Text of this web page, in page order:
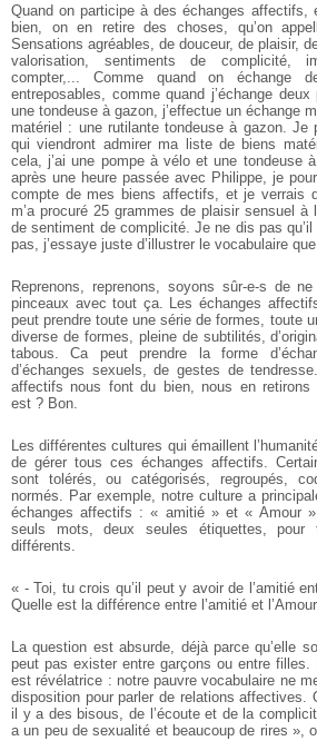
Quand on participe à des échanges affectifs,
bien, on en retire des choses, qu’on
Sensations agréables, de douceur, de plaisir,
valorisation, sentiments de complicité,
compter,... Comme quand on échange
entreposables, comme quand j’échange
une tondeuse à gazon, j’effectue un échange
matériel : une rutilante tondeuse à gazon. Je
qui viendront admirer ma liste de biens
cela, j’ai une pompe à vélo et une tondeuse
après une heure passée avec Philippe, je
compte de mes biens affectifs, et je verrais
m’a procuré 25 grammes de plaisir sensuel à
de sentiment de complicité. Je ne dis pas
pas, j’essaye juste d’illustrer le vocabulaire
Reprenons, reprenons, soyons sûr-e-s de
pinceaux avec tout ça. Les échanges
peut prendre toute une série de formes, toute
diverse de formes, pleine de subtilités,
tabous. Ca peut prendre la forme
d’échanges sexuels, de gestes de
affectifs nous font du bien, nous en retirons
est ? Bon.
Les différentes cultures qui émaillent
de gérer tous ces échanges affectifs.
sont tolérés, ou catégorisés, regroupés,
normés. Par exemple, notre culture a
échanges affectifs : « amitié » et « Amour
seuls mots, deux seules étiquettes, pour
différents.
« - Toi, tu crois qu’il peut y avoir de l’amitié
Quelle est la différence entre l’amitié et
La question est absurde, déjà parce qu’elle
peut pas exister entre garçons ou entre
est révélatrice : notre pauvre vocabulaire ne
disposition pour parler de relations affectives.
il y a des bisous, de l’écoute et de la
a un peu de sexualité et beaucoup de rires »,